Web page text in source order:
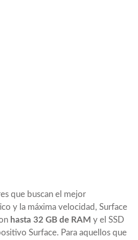
que buscan el mejor
y la máxima velocidad, Surface
hasta 32 GB de RAM y el SSD
Surface. Para aquellos que